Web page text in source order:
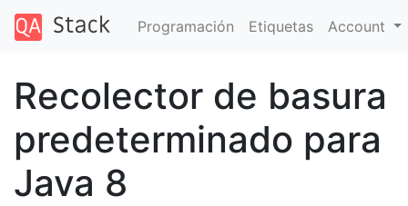
Programación Etiquetas Account
Recolector de basura
predeterminado para
Java 8